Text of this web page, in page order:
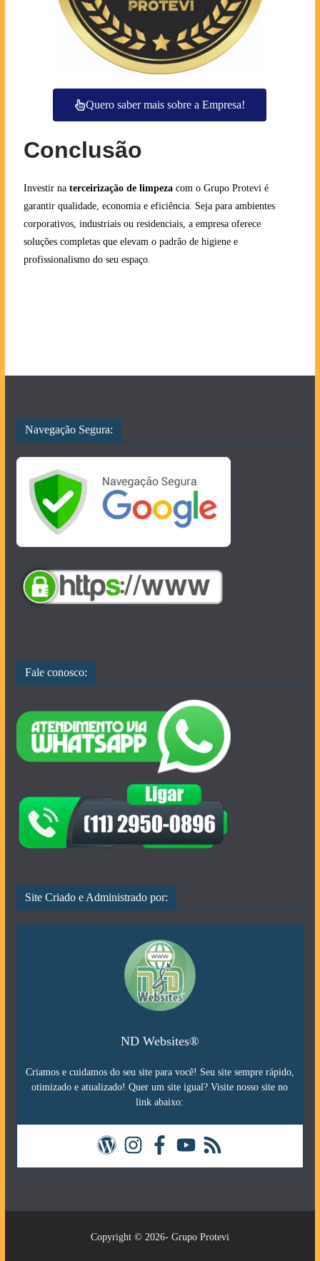
Quero saber mais sobre a Empresa!
Conclusão
Investir na terceirização de limpezacom o Grupo Protevi é
garantir qualidade, economia e eficiência. Seja para ambientes
corporativos, industriais ou residenciais, a empresa oferece
soluções completas que elevam o padrão de higiene e
profissionalismo do seu espaço.
Navegação Segura:
Fale conosco:
Site Criado e Administrado por:
ND Websites®
Criamos e cuidamos do seu site para você! Seu site sempre rápido,
otimizado e atualizado! Quer um site igual? Visite nosso site no
link abaixo:
Copyright © 2026- Grupo Protevi